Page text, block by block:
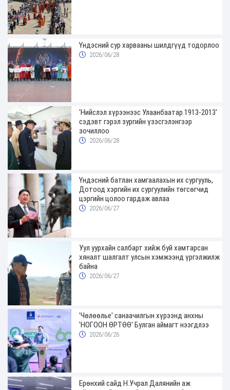
Үндэсний сур харвааны шилдгүүд тодорлоо
2026/06/28
'Нийслэл хүрээнээс Улаанбаатар 1913-2013'
сэдэвт гэрэл зургийн үзэсгэлэнгээр
зочиллоо
2026/06/28
Үндэсний батлан хамгаалахын их сургууль,
Дотоод хэргийн их сургуулийн төгсөгчид
цэргийн цолоо гардаж авлаа
2026/06/27
Уул уурхайн салбарт хийж буй хамтарсан
хяналт шалгалт улсын хэмжээнд үргэлжилж
байна
2026/06/27
'Чөлөөлье' санаачилгын хүрээнд анхны
'НОГООН ӨРТӨӨ' Булган аймагт нээгдлээ
2026/06/26
Ерөнхий сайд Н.Учрал Далянийн аж